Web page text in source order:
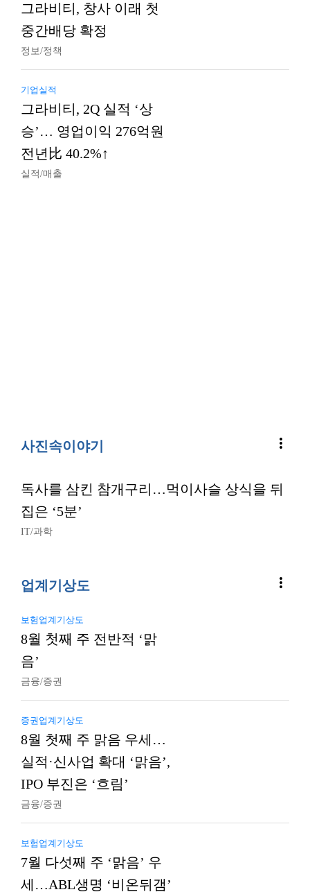
그라비티, 창사 이래 첫
중간배당 확정
정보/정책
기업실적
그라비티, 2Q 실적 ‘상
승’… 영업이익 276억원
전년比 40.2%↑
실적/매출
사진속이야기 more_vert
독사를 삼킨 참개구리…먹이사슬 상식을 뒤
집은 ‘5분’
IT/과학
업계기상도 more_vert
보험업계기상도
8월 첫째 주 전반적 ‘맑
음’
금융/증권
증권업계기상도
8월 첫째 주 맑음 우세…
실적·신사업 확대 ‘맑음’,
IPO 부진은 ‘흐림’
금융/증권
보험업계기상도
7월 다섯째 주 ‘맑음’ 우
세…ABL생명 ‘비온뒤갬’